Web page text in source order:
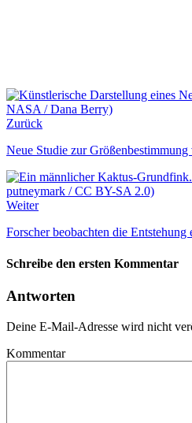
Zurück
Neue Studie zur Größenbestimmung
Weiter
Forscher beobachten die Entstehung
Schreibe den ersten Kommentar
Antworten
Deine E-Mail-Adresse wird nicht
Kommentar